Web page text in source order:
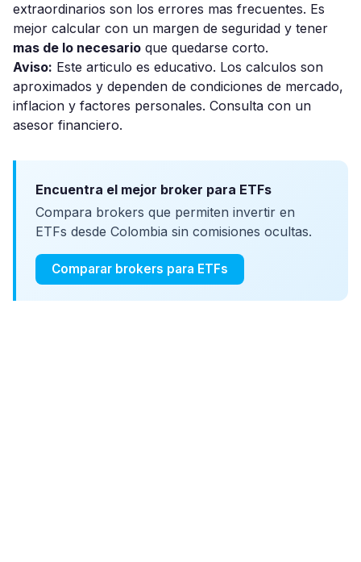
extraordinarios son los errores mas frecuentes. Es
mejor calcular con un margen de seguridad y tener
mas de lo necesario que quedarse corto.
Aviso: Este articulo es educativo. Los calculos son
aproximados y dependen de condiciones de mercado,
inflacion y factores personales. Consulta con un
asesor financiero.
Encuentra el mejor broker para ETFs
Compara brokers que permiten invertir en
ETFs desde Colombia sin comisiones ocultas.
Comparar brokers para ETFs